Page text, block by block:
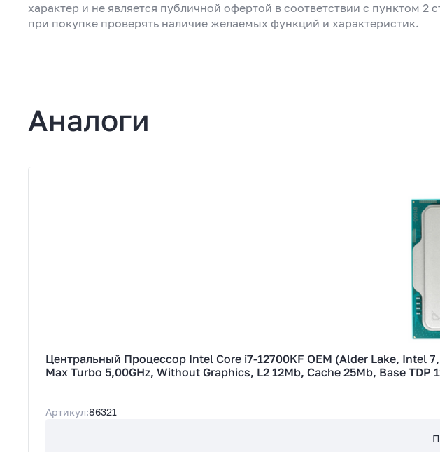
характер и не является публичной офертой в соответствии с пунктом 2
при покупке проверять наличие желаемых функций и характеристик.
Аналоги
Центральный Процессор Intel Core i7-12700KF OEM (Alder Lake, Intel
Max Turbo 5,00GHz, Without Graphics, L2 12Mb, Cache 25Mb, Base TDP
Артикул:86321